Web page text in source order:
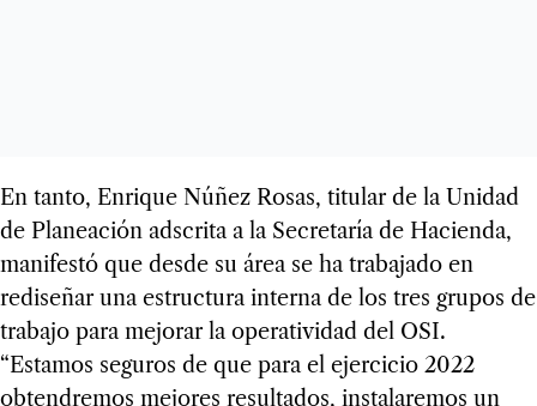
En tanto, Enrique Núñez Rosas, titular de la Unidad
de Planeación adscrita a la Secretaría de Hacienda,
manifestó que desde su área se ha trabajado en
rediseñar una estructura interna de los tres grupos de
trabajo para mejorar la operatividad del OSI.
“Estamos seguros de que para el ejercicio 2022
obtendremos mejores resultados, instalaremos un